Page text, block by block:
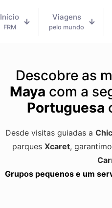
Início
FRM
Viagens
pelo mundo
Descobre as
Maya com a
Portuguesa
Desde visitas guiadas a
parquesXcaret,
Grupos pequenos e um